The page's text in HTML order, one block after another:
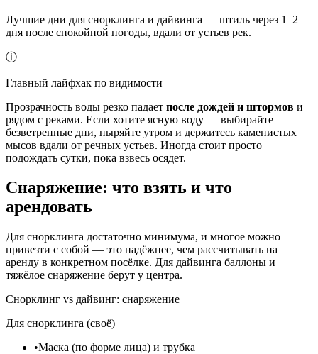
Лучшие дни для снорклинга и дайвинга — штиль через 1–2
дня после спокойной погоды, вдали от устьев рек.
ⓘ
Главный лайфхак по видимости
Прозрачность воды резко падает после дождей и штормов и
рядом с реками. Если хотите ясную воду — выбирайте
безветренные дни, ныряйте утром и держитесь каменистых
мысов вдали от речных устьев. Иногда стоит просто
подождать сутки, пока взвесь осядет.
Снаряжение: что взять и что
арендовать
Для снорклинга достаточно минимума, и многое можно
привезти с собой — это надёжнее, чем рассчитывать на
аренду в конкретном посёлке. Для дайвинга баллоны и
тяжёлое снаряжение берут у центра.
Снорклинг vs дайвинг: снаряжение
Для снорклинга (своё)
•Маска (по форме лица) и трубка